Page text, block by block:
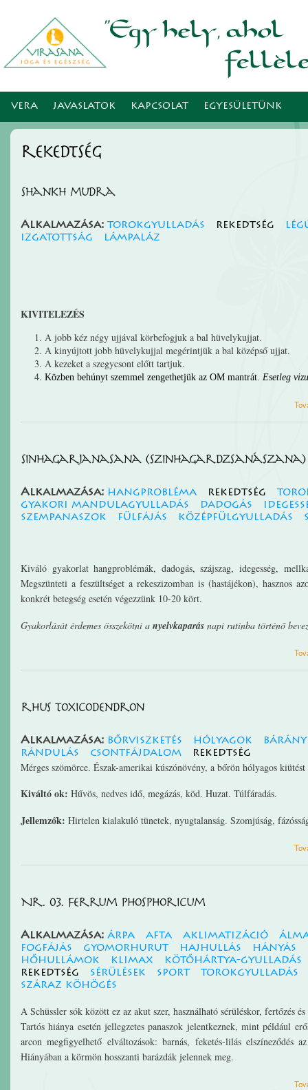
VERA JAVASLATOK KAPCSOLAT EGYESÜLETÜNK
rekedtség
Shankh mudra
Alkalmazása: torokgyulladás rekedtség
izgatottság
lámpaláz
KIVITELEZÉS
A jobb kéz négy ujjával körbefogjuk a bal hüvelykujjat.
A kinyújtott jobb hüvelykujjal megérintjük a bal középső ujjat.
A kezeket a szegycsont előtt tartjuk.
Közben behúnyt szemmel zengethetjük az OM mantrát. Esetleg
Sinhagarjanasana (Szinhagardzsanászana)
Alkalmazása: hangprobléma rekedtség
gyakori mandulagyulladás
dadogás
szempanaszok
fülfájás középfülgyulladás
Kiváló gyakorlat hangproblémák, dadogás, szájszag, idegesség,
Megszünteti a feszültséget a rekeszizomban is (hastájékon), hasznos
konkrét betegség esetén végezzünk 10-20 kört.
Gyakorlását érdemes összekötni a nyelvkaparás napi rutinba történő
rhus toxicodendron
Alkalmazása: bőrviszketés hólyagok
rándulás
csontfájdalom rekedtség
Mérges szömörce. Észak-amerikai kúszónövény, a bőrön hólyagos
Kiváltó ok: Hűvös, nedves idő, megázás, köd. Huzat. Túlfáradás.
Jellemzők: Hirtelen kialakuló tünetek, nyugtalanság. Szomjúság,
Nr. 03. Ferrum phosphoricum
Alkalmazása: árpa afta aklimatizáció
fogfájás
gyomorhurut hajhullás hányás
hőhullámok
klimax
kötőhártya-gyulladás
rekedtség
sérülések sport
torokgyulladás
száraz köhögés
A Schüssler sók között ez az akut szer, használható sérüléskor, fertőzés
Tartós hiánya esetén jellegzetes panaszok jelentkeznek, mint például
arcon megfigyelhető elváltozások: barnás, feketés-lilás
Hiányában a körmön hosszanti barázdák jelennek meg.